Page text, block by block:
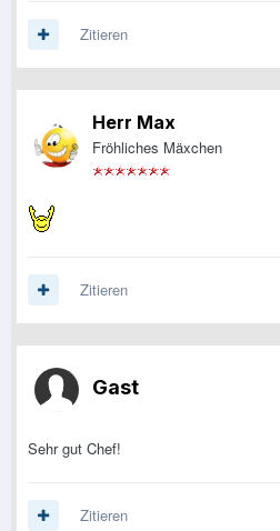
Zitieren
Herr Max
Fröhliches Mäxchen
Zitieren
Gast
Sehr gut Chef!
Zitieren